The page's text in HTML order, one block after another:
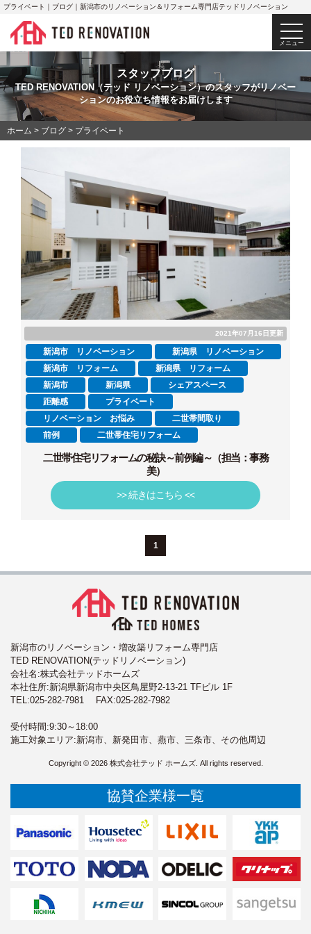
プライベート｜ブログ｜新潟市のリノベーション＆リフォーム専門店テッドリノベーション
メニュー
スタッフブログ
TED RENOVATION（テッド リノベーション）のスタッフがリノベー
ションのお役立ち情報をお届けします
ホーム > ブログ > プライベート
2021年07月16日更新
新潟市 リノベーション
新潟県 リノベーション
新潟市 リフォーム
新潟県 リフォーム
新潟市
新潟県
シェアスペース
距離感
プライベート
リノベーション お悩み
二世帯間取り
前例
二世帯住宅リフォーム
二世帯住宅リフォームの秘訣～前例編～（担当：事務
美）
>> 続きはこちら <<
1
新潟市のリノベーション・増改築リフォーム専門店
TED RENOVATION(テッドリノベーション)
会社名:株式会社テッドホームズ
本社住所:新潟県新潟市中央区鳥屋野2-13-21 TFビル 1F
TEL:025-282-7981 FAX:025-282-7982
受付時間:9:30～18:00
施工対象エリア:新潟市、新発田市、燕市、三条市、その他周辺
Copyright © 2026 株式会社テッド ホームズ. All rights reserved.
協賛企業様一覧